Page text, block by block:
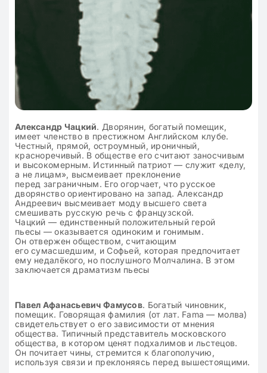
Александр Чацкий. Дворянин, богатый помещик,
имеет членство в престижном Английском клубе.
Честный, прямой, остроумный, ироничный,
красноречивый. В обществе его считают заносчивым
и высокомерным. Истинный патриот — служит «делу,
а не лицам», высмеивает преклонение
перед заграничным. Его огорчает, что русское
дворянство ориентировано на запад. Александр
Андреевич высмеивает моду высшего света
смешивать русскую речь с французской.
Чацкий — единственный положительный герой
пьесы — оказывается одиноким и гонимым.
Он отвержен обществом, считающим
его сумасшедшим, и Софьей, которая предпочитает
ему недалёкого, но послушного Молчалина. В этом
заключается драматизм пьесы
Павел Афанасьевич Фамусов. Богатый чиновник,
помещик. Говорящая фамилия (от лат. Fama — молва)
свидетельствует о его зависимости от мнения
общества. Типичный представитель московского
общества, в котором ценят подхалимов и льстецов.
Он почитает чины, стремится к благополучию,
используя связи и преклоняясь перед вышестоящими.